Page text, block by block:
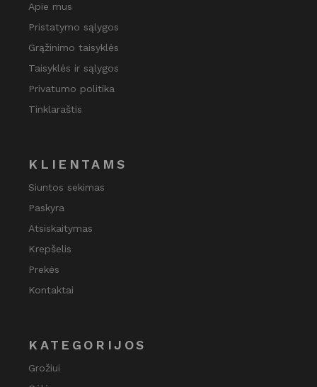
Apie mus
Pristatymo sąlygos
Grąžinimo taisyklės
Taisyklės ir sąlygos
Privatumo politika
Tinklaraštis
KLIENTAMS
Siuntos sekimas
Paskyra
Atsiskaitymas
Krepšelis
Prekės
Kontaktai
KATEGORIJOS
Grožiui